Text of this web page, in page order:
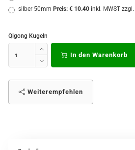
silber 50mm Preis: € 10.40 inkl. MWST zzgl.
Qigong Kugeln
In den Warenkorb
Weiterempfehlen